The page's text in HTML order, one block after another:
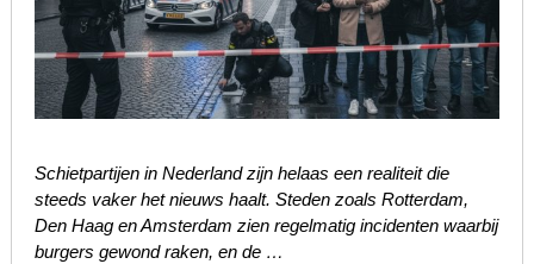
Schietpartijen in Nederland zijn helaas een realiteit die
steeds vaker het nieuws haalt. Steden zoals Rotterdam,
Den Haag en Amsterdam zien regelmatig incidenten waarbij
burgers gewond raken, en de …